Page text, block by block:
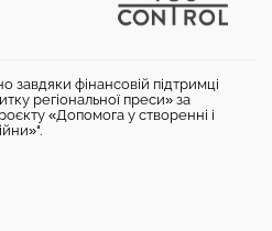
завдяки фінансовій підтримці
регіональної преси» за
«Допомога у створенні і